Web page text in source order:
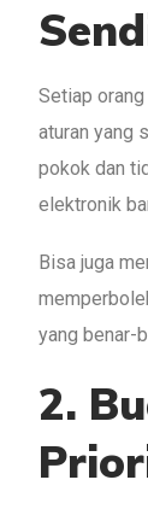
Setiap
aturan yang
pokok dan
elektronik
Bisa juga
yang benar-
2.